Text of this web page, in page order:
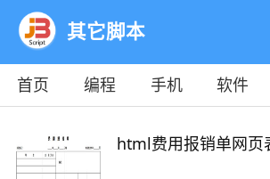
其它脚本
首页 编程 手机 软件
html费用报销单网页